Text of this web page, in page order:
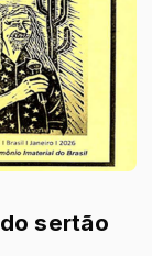
sertão